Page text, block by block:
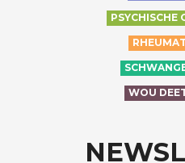
PSYCHISCHE
WOU